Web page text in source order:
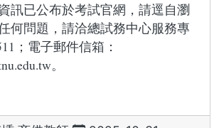
訊已公布於考試官網，請逕自瀏
何問題，請洽總試務中心服務專
；電子郵件信箱：
。